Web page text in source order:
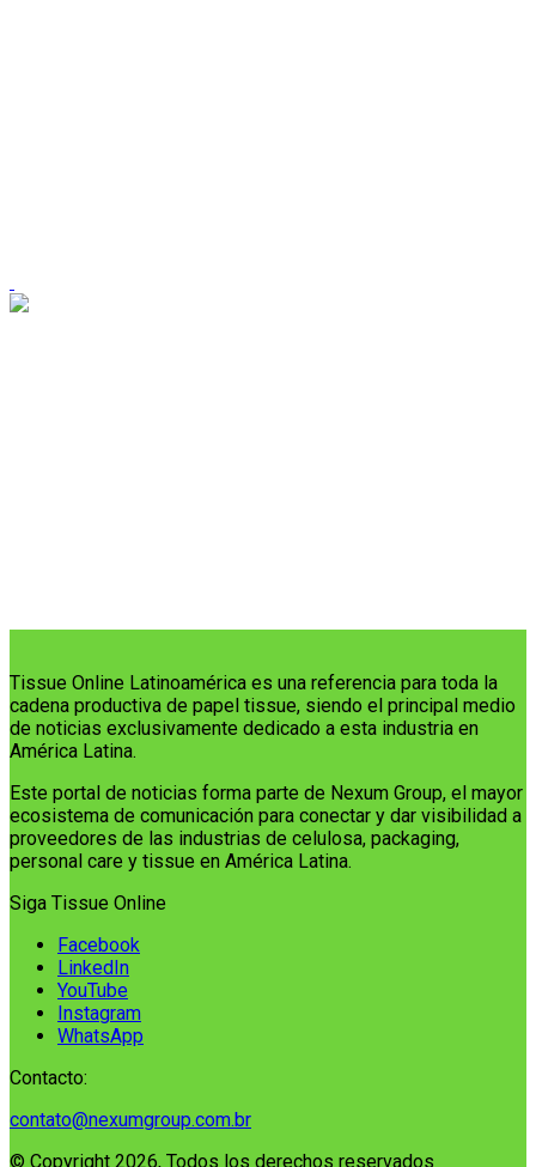
Tissue Online Latinoamérica es una referencia para toda la
cadena productiva de papel tissue, siendo el principal medio
de noticias exclusivamente dedicado a esta industria en
América Latina.
Este portal de noticias forma parte de Nexum Group, el mayor
ecosistema de comunicación para conectar y dar visibilidad a
proveedores de las industrias de celulosa, packaging,
personal care y tissue en América Latina.
Siga Tissue Online
Facebook
LinkedIn
YouTube
Instagram
WhatsApp
Contacto:
contato@nexumgroup.com.br
© Copyright 2026, Todos los derechos reservados